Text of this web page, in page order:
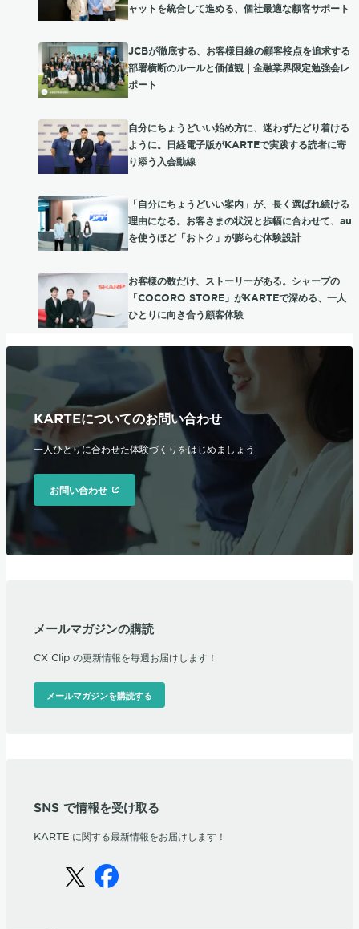
ャットを統合して進める、個社最適な顧客サポート
JCBが徹底する、お客様目線の顧客接点を追求する
部署横断のルールと価値観｜金融業界限定勉強会レ
ポート
自分にちょうどいい始め方に、迷わずたどり着ける
ように。日経電子版がKARTEで実践する読者に寄
り添う入会動線
「自分にちょうどいい案内」が、長く選ばれ続ける
理由になる。お客さまの状況と歩幅に合わせて、au
を使うほど「おトク」が膨らむ体験設計
お客様の数だけ、ストーリーがある。シャープの
「COCORO STORE」がKARTEで深める、一人
ひとりに向き合う顧客体験
KARTEについてのお問い合わせ
一人ひとりに合わせた体験づくりをはじめましょう
お問い合わせ
メールマガジンの購読
CX Clip の更新情報を毎週お届けします！
メールマガジンを購読する
SNS で情報を受け取る
KARTE に関する最新情報をお届けします！